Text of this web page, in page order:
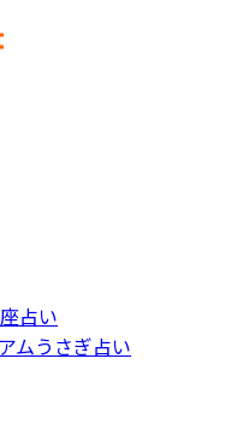
占い
ムうさぎ占い